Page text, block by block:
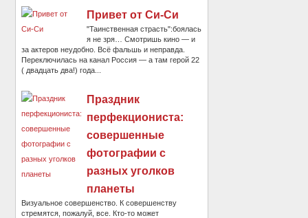
Привет от Си-Си
"Таинственная страсть":боялась
я не зря… Смотришь кино — и
за актеров неудобно. Всё фальшь и неправда.
Переключилась на канал Россия — а там герой 22
( двадцать два!) года...
Праздник
перфекциониста:
совершенные
фотографии с
разных уголков
планеты
Визуальное совершенство. К совершенству
стремятся, пожалуй, все. Кто-то может